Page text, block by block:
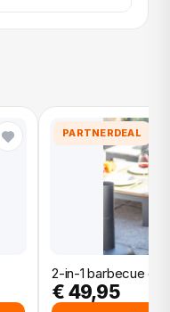
PARTNERDEAL
2-in-1 barbecue en
€ 49,95